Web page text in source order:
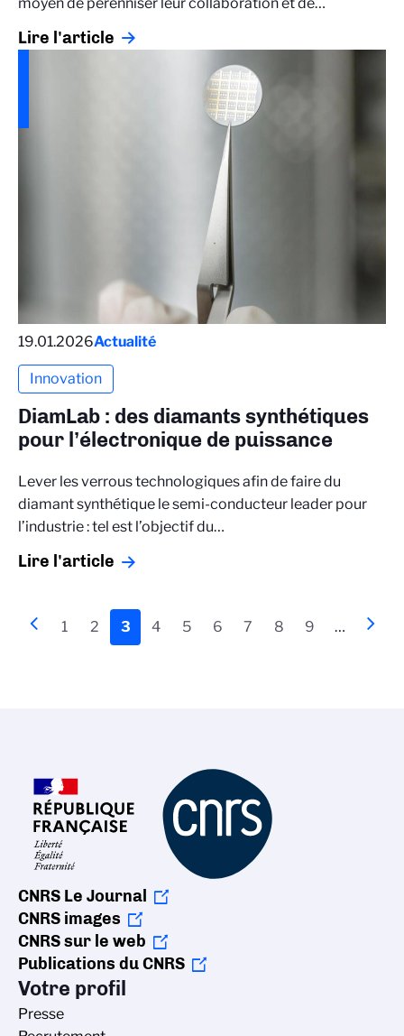
Lire l'article
19.01.2026Actualité
Innovation
DiamLab : des diamants synthétiques
pour l’électronique de puissance
Lever les verrous technologiques afin de faire du
diamant synthétique le semi-conducteur leader pour
l’industrie : tel est l’objectif du…
Lire l'article
Pagination
Page
‹‹ Page
1 Page
2
Page
actuelle
3 Page
4 Page
5 Page
6 Page
7 Page
8 Page
9 …
Page
››
CNRS Le Journal
CNRS images
CNRS sur le web
Publications du CNRS
Votre profil
Presse